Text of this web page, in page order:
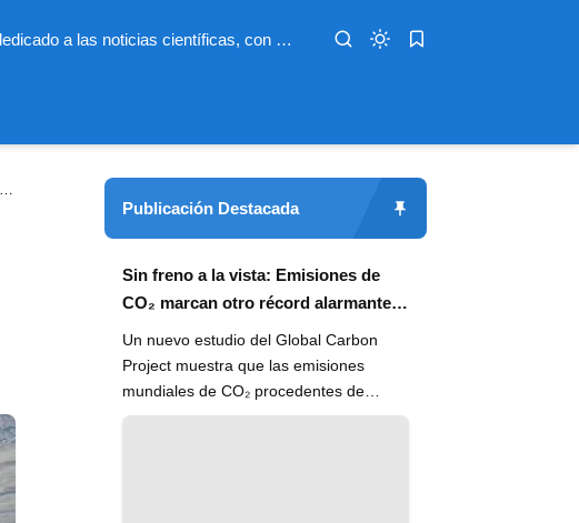
Infoterio es un medio digital dedicado a las noticias científicas, con artículos extensos y bien documentados sobre salud, medioambiente, tecnología, espacio, psicología, evolución y más. Nuestro objetivo es hacer accesible el conocimiento científico a lectores de habla hispana en todo el mundo, con información actualizada, fuentes confiables y explicaciones claras que conectan la ciencia con la vida cotidiana.
Publicación Destacada
Sin freno a la vista: Emisiones de
CO₂ marcan otro récord alarmante
en 2024
Un nuevo estudio del Global Carbon
Project muestra que las emisiones
mundiales de CO₂ procedentes de
combustibles fósiles han alcanzado un